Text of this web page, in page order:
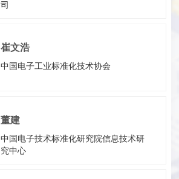
司
崔文浩
中国电子工业标准化技术协会
董建
中国电子技术标准化研究院信息技术研
究中心